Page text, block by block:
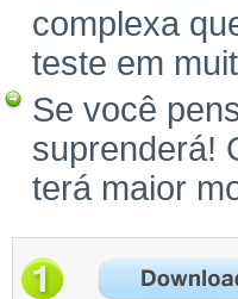
complexa
teste em
Se você
suprenderá!
terá maior